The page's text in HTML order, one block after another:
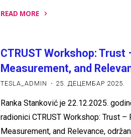
READ MORE
у
служби
културног
наслеђа"
CTRUST Workshop: Trust
Measurement, and
TESLA_ADMIN 25. ДЕЦЕМБАР 2025.
Ranka Stanković je 22.12.2025.
radionici CTRUST Workshop: Trust –
Measurement, and Relevance,